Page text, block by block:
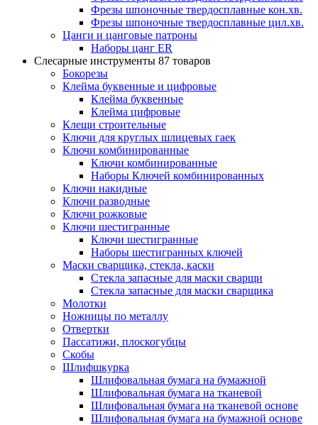
Фрезы шпоночные твердосплавные кон.хв.
Фрезы шпоночные твердосплавные цил.хв.
Цанги и цанговые патроны
Наборы цанг ER
Слесарные инструменты 87 товаров
Бокорезы
Клейма буквенные и цифровые
Клейма буквенные
Клейма цифровые
Клещи строительные
Ключи для круглых шлицевых гаек
Ключи комбинированные
Ключи комбинированные
Наборы Ключей комбинированных
Ключи накидные
Ключи разводные
Ключи рожковые
Ключи шестигранные
Ключи шестигранные
Наборы шестигранных ключей
Маски сварщика, стекла, каски
Стекла запасные для маски сварщи
Стекла запасные для маски сварщика
Молотки
Ножницы по металлу
Отвертки
Пассатижи, плоскогубцы
Скобы
Шлифшкурка
Шлифовальная бумага на бумажной
Шлифовальная бумага на тканевой
Шлифовальная бумага на тканевой основе
Шлифовальная бумага на бумажной основе